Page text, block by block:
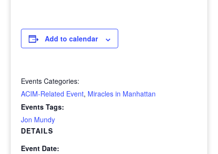
Add to calendar
Events Categories:
ACIM-Related Event, Miracles in Manhattan
Events Tags:
Jon Mundy
DETAILS
Event Date: